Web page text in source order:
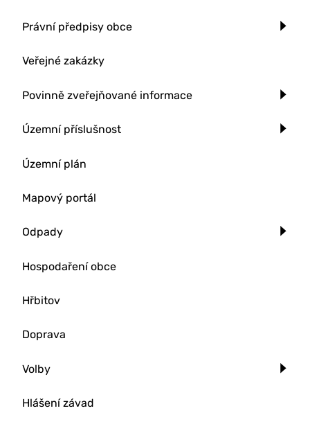
Právní předpisy obce
Veřejné zakázky
Povinně zveřejňované informace
Územní příslušnost
Územní plán
Mapový portál
Odpady
Hospodaření obce
Hřbitov
Doprava
Volby
Hlášení závad